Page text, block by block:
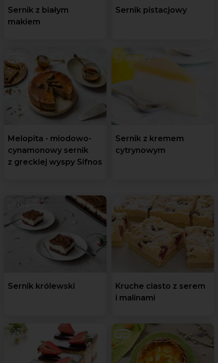
Sernik z białym
makiem
Sernik pistacjowy
Melopita - miodowo-
cynamonowy sernik
z greckiej wyspy Sifnos
Sernik z kremem
cytrynowym
Sernik królewski
Kruche ciasto z serem
i malinami